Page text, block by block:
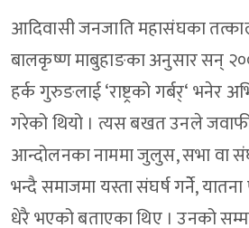
आदिवासी जनजाति महासंघका
बालकृष्ण माबुहाङका अनुसार सन्
हर्क गुरुङलाई ‘राष्ट्रको गर्बर्‘ भनेर
गरेको थियो । त्यस बखत उनले
आन्दोलनका नाममा जुलुस, सभा वा
भन्दै समाजमा यस्ता संघर्ष गर्नेे,
धेरै भएको बताएका थिए । उनको